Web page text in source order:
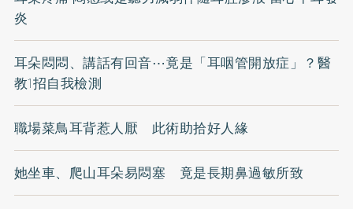
炎
耳朵悶悶、講話有回音⋯竟是「耳咽管開放症」？醫
教1招自我檢測
職場菜鳥耳背惹人厭 此術助拾好人緣
她坐車、爬山耳朵易悶塞 竟是長期鼻過敏所致